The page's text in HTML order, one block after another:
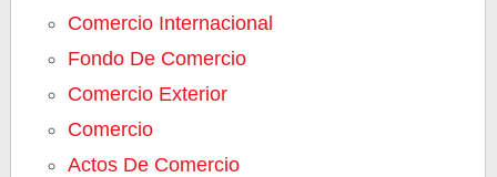
Comercio Internacional
Fondo De Comercio
Comercio Exterior
Comercio
Actos De Comercio